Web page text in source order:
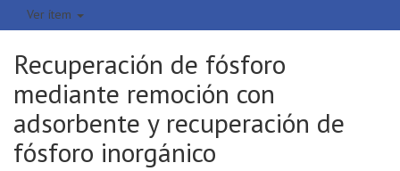
Ver ítem
Recuperación de fósforo
mediante remoción con
adsorbente y recuperación de
fósforo inorgánico